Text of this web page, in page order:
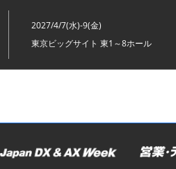
2027/4/7(水)-9(金)
東京ビッグサイト 東1～8ホール